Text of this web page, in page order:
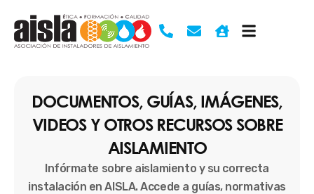
contenido
DOCUMENTOS, GUÍAS, IMÁGENES,
VIDEOS Y OTROS RECURSOS SOBRE
AISLAMIENTO
Infórmate sobre aislamiento y su correcta
instalación en AISLA. Accede a guías, normativas